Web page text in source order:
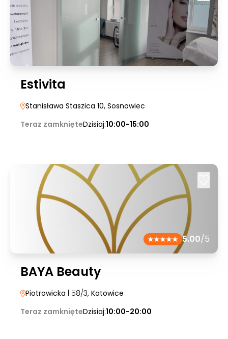
Estivita
Stanisława Staszica 10, Sosnowiec
Teraz zamknięteDzisiaj:10:00-15:00
5.00/5
BAYA Beauty
Piotrowicka | 58/3, Katowice
Teraz zamknięteDzisiaj:10:00-20:00